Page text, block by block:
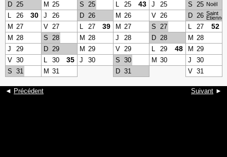
D 25 M 25 S 25 L 25 43 J 25 S 25 Noël
L 26 30 J 26 D 26 M 26 V 26 D 26 Saint
Etienne
M 27 V 27 L 27 39 M 27 S 27 L 27 52
M 28 S 28 M 28 J 28 D 28 M 28
J
29 D 29 M 29 V 29 L 29 48 M 29
V 30 L 30 35 J 30 S 30 M 30 J
30
S 31 M 31 D 31 V 31
◄ Précédent Suivant ►